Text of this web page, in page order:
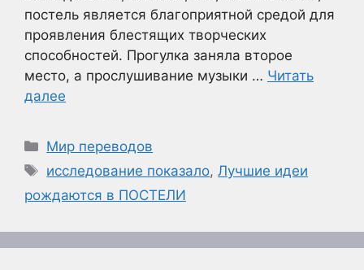
постель является благоприятной средой для
проявления блестящих творческих
способностей. Прогулка заняла второе
место, а прослушивание музыки … Читать
далее
Рубрики
Мир переводов
Метки
исследование показало,Лучшие идеи
рождаются в ПОСТЕЛИ